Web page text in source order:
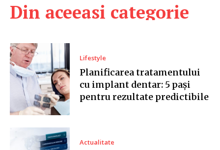
Din aceeasi categorie
Lifestyle
Planificarea tratamentului
cu implant dentar: 5 pași
pentru rezultate predictibile
Actualitate